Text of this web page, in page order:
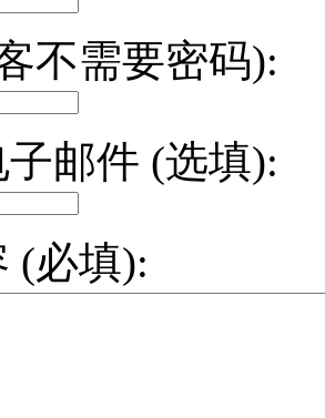
不需要密码):
邮件 (选填):
(必填):